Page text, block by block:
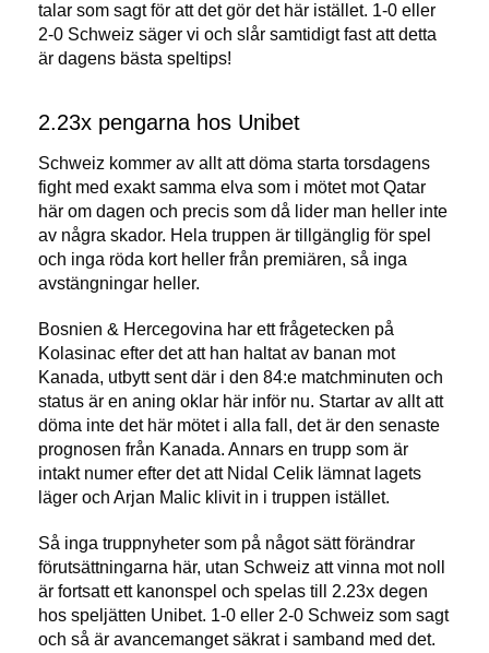
talar som sagt för att det gör det här istället. 1-0 eller
2-0 Schweiz säger vi och slår samtidigt fast att detta
är dagens bästa speltips!
2.23x pengarna hos Unibet
Schweiz kommer av allt att döma starta torsdagens
fight med exakt samma elva som i mötet mot Qatar
här om dagen och precis som då lider man heller inte
av några skador. Hela truppen är tillgänglig för spel
och inga röda kort heller från premiären, så inga
avstängningar heller.
Bosnien & Hercegovina har ett frågetecken på
Kolasinac efter det att han haltat av banan mot
Kanada, utbytt sent där i den 84:e matchminuten och
status är en aning oklar här inför nu. Startar av allt att
döma inte det här mötet i alla fall, det är den senaste
prognosen från Kanada. Annars en trupp som är
intakt numer efter det att Nidal Celik lämnat lagets
läger och Arjan Malic klivit in i truppen istället.
Så inga truppnyheter som på något sätt förändrar
förutsättningarna här, utan Schweiz att vinna mot noll
är fortsatt ett kanonspel och spelas till 2.23x degen
hos speljätten Unibet. 1-0 eller 2-0 Schweiz som sagt
och så är avancemanget säkrat i samband med det.